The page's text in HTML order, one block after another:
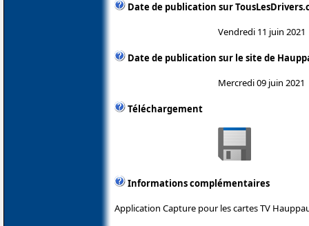
Date de publication sur
Vendredi 11 juin 2021
Date de publication sur le site de
Mercredi 09 juin 2021
Téléchargement
Informations complémentaires
Application Capture pour les cartes TV